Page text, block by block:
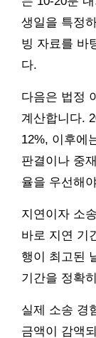
생일을 특정
빙 자료를 바
다.
다음은 법정
계산합니다.
12%, 이후에
판결이나 중
율을 우선해
지연이자 소
바로 지연 기
행이 최고된
기간을 정확
실제 소송 경
금액이 감액